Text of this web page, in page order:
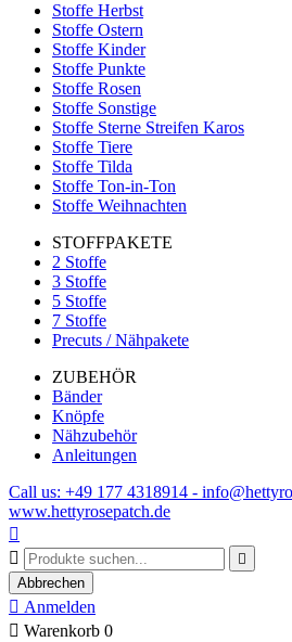
Stoffe Herbst
Stoffe Ostern
Stoffe Kinder
Stoffe Punkte
Stoffe Rosen
Stoffe Sonstige
Stoffe Sterne Streifen Karos
Stoffe Tiere
Stoffe Tilda
Stoffe Ton-in-Ton
Stoffe Weihnachten
STOFFPAKETE
2 Stoffe
3 Stoffe
5 Stoffe
7 Stoffe
Precuts / Nähpakete
ZUBEHÖR
Bänder
Knöpfe
Nähzubehör
Anleitungen
Call us: +49 177 4318914 -
www.hettyrosepatch.de



Abbrechen
 Anmelden
 Warenkorb 0